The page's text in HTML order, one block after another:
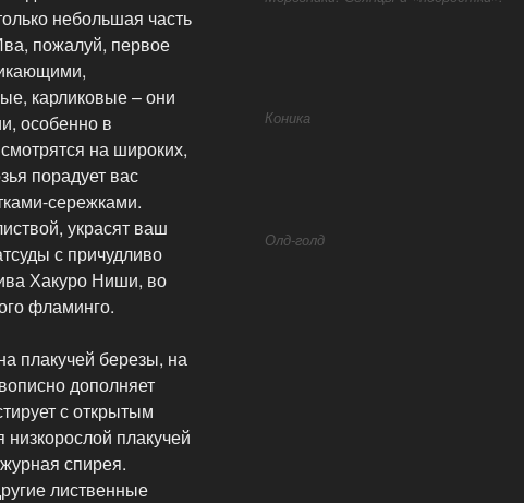
небольшая часть
пожалуй, первое
карликовые – они
особенно в
на широких,
порадует вас
сережками.
украсят ваш
с причудливо
Хакуро Ниши, во
фламинго.
плакучей березы, на
дополняет
с открытым
плакучей
спирея.
лиственные
Коника
Олд-голд